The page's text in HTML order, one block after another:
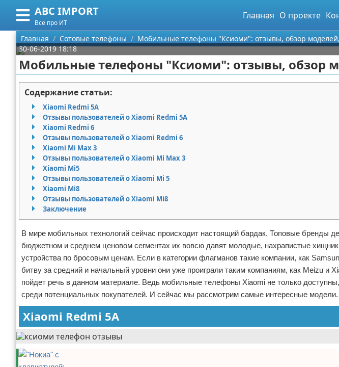
ABC IMPORT
Все про ИТ
Главная О проекте
Меню
Главная
Категории
Программирование
Оборудование
Ноутбуки
Сотовые телефоны
Электроника
Современные устройства
GPS
Программное обеспечение
Для автомобиля
Разное
Поиск
О проекте
Контакты
Сотрудничество
Размещение рекламы
Для правообладателей
Условия предоставления информации
Отказ от ответственности
Главная Сотовые телефоны
Мобильные телефоны "Ксиоми": отзывы, обзор моделей,
30-06-2019 18:18
Мобильные телефоны "Ксиоми": отзывы, обзор
Содержание статьи:
Xiaomi Redmi 5A
Отзывы пользователей о Xiaomi Redmi 5A
Xiaomi Redmi 6
Отзывы пользователей о Xiaomi Redmi 6
Xiaomi Mi Max 3
Отзывы пользователей о Xiaomi Mi Max 3
Xiaomi Mi5
Отзывы пользователей о Xiaomi Mi 5
Xiaomi Mi8
Отзывы пользователей о Xiaomi Mi8
Заключение
В мире мобильных технологий сейчас происходит настоящий бардак. Топовые бренды
бюджетном и среднем ценовом сегментах их вовсю давят молодые, нахрапистые
устройства по бросовым ценам. Если в категории флагманов такие компании, как
битву за средний и начальный уровни они уже проиграли таким компаниям, как Meizu и
пойдет речь в данном материале. Ведь мобильные телефоны Xiaomi не только
среди потенциальных покупателей. И сейчас мы рассмотрим самые интересные модели.
Xiaomi Redmi 5A